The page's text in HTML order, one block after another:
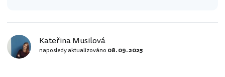
Kateřina Musilová
naposledy aktualizováno 08. 09. 2025